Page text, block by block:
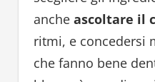
anche ascoltare il
ritmi, e concedersi
che fanno bene